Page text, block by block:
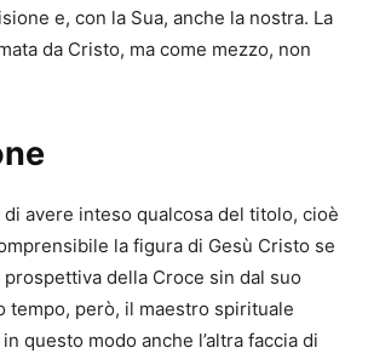
e, con la Sua, anche la nostra. La
da Cristo, ma come mezzo, non
di avere inteso qualcosa del titolo, cioè
la figura di Gesù Cristo se
della Croce sin dal suo
tempo, però, il maestro spirituale
questo modo anche l’altra faccia di